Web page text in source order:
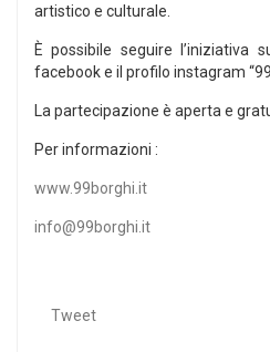
artistico e culturale.
È possibile seguire l’iniziativa
facebook e il profilo instagram “99
La partecipazione è aperta e
Per informazioni :
www.99borghi.it
info@99borghi.it
Tweet